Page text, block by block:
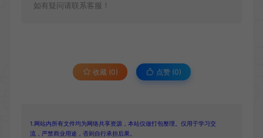
如有疑问请联系客服！
收藏 (0) 点赞 (0)
1.网站内所有文件均为网络共享资源，本站仅做打包整理。仅用于学习交
流，严禁商业用途，否则自行承担后果。